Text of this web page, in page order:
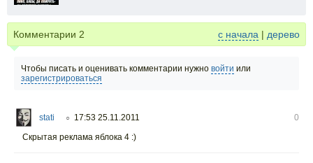
Комментарии 2 с начала | дерево
Чтобы писать и оценивать комментарии нужно войти или
зарегистрироваться
stati ○ 17:53 25.11.2011
0
Скрытая реклама яблока 4 :)